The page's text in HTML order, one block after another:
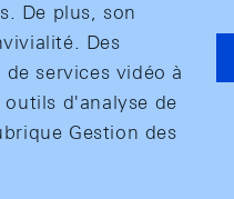
De plus, son
Des
services vidéo à
d'analyse de
Gestion des